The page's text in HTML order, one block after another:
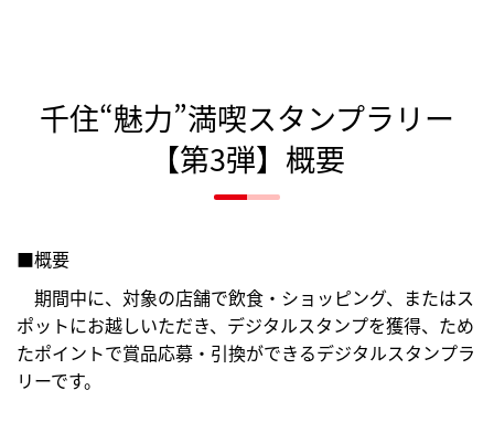
千住“魅力”満喫スタンプラリー
【第3弾】概要
■概要
期間中に、対象の店舗で飲食・ショッピング、またはス
ポットにお越しいただき、デジタルスタンプを獲得、ため
たポイントで賞品応募・引換ができるデジタルスタンプラ
リーです。